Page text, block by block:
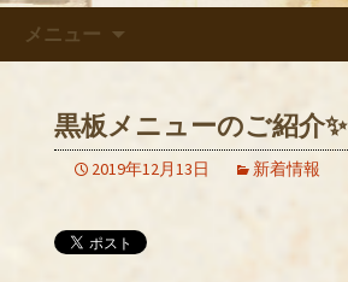
メニュー
黒板メニューのご紹介✨
2019年12月13日 新着情報